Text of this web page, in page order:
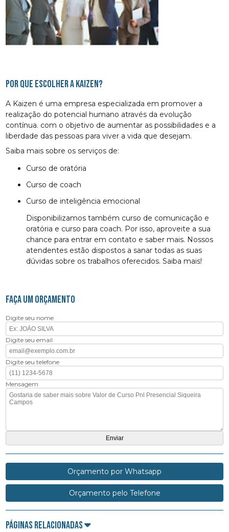
Por que escolher a Kaizen?
A Kaizen é uma empresa especializada em promover a
realização do potencial humano através da evolução
contínua. com o objetivo de aumentar as possibilidades e a
liberdade das pessoas para viver a vida que desejam.
Saiba mais sobre os serviços de:
curso de oratória
curso de coach
curso de inteligência emocional
Disponibilizamos também curso de comunicação e
oratória e curso para coach. Por isso, aproveite a sua
chance para entrar em contato e saber mais. Nossos
atendentes estão dispostos a sanar todas as suas
dúvidas sobre os trabalhos oferecidos. Saiba mais!
FAÇA UM ORÇAMENTO
Digite seu nome
Digite seu email
Digite seu telefone
Mensagem
Orçamento por Whatsapp
Orçamento pelo Telefone
Páginas Relacionadas